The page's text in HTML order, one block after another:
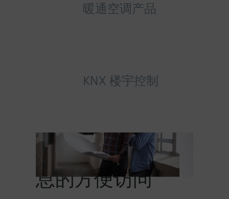
暖通空调产品
KNX 楼宇控制
HIT提供对产品信
息的方便访问